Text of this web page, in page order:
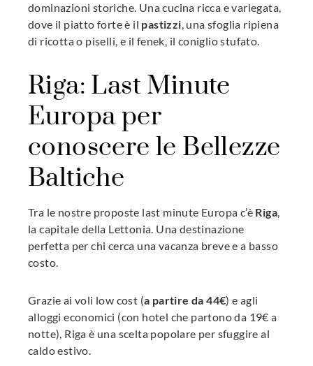
dominazioni storiche. Una cucina ricca e variegata,
dove il piatto forte è il pastizzi, una sfoglia ripiena
di ricotta o piselli, e il fenek, il coniglio stufato.
Riga: Last Minute
Europa per
conoscere le Bellezze
Baltiche
Tra le nostre proposte last minute Europa c’è Riga,
la capitale della Lettonia. Una destinazione
perfetta per chi cerca una vacanza breve e a basso
costo.
Grazie ai voli low cost (a partire da 44€) e agli
alloggi economici (con hotel che partono da 19€ a
notte), Riga è una scelta popolare per sfuggire al
caldo estivo.